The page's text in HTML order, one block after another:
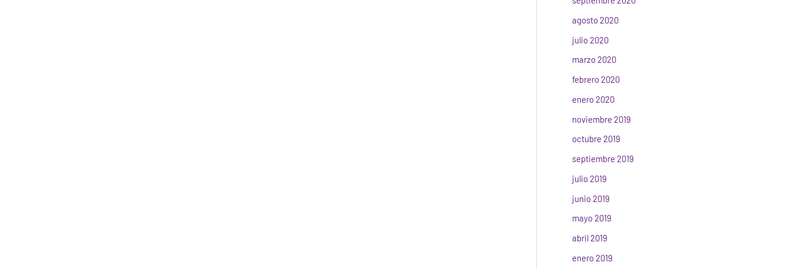
agosto 2020
julio 2020
marzo 2020
febrero 2020
enero 2020
noviembre 2019
octubre 2019
septiembre 2019
julio 2019
junio 2019
mayo 2019
abril 2019
enero 2019